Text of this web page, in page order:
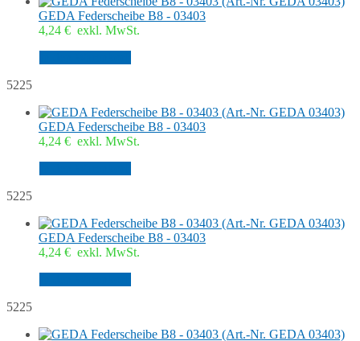
GEDA Federscheibe B8 - 03403
4,24 € exkl. MwSt.
5225
GEDA Federscheibe B8 - 03403
4,24 € exkl. MwSt.
5225
GEDA Federscheibe B8 - 03403
4,24 € exkl. MwSt.
5225